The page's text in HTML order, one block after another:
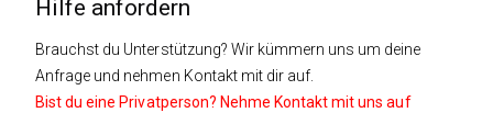
Hilfe anfordern
Brauchst du Unterstützung? Wir kümmern uns um deine
Anfrage und nehmen Kontakt mit dir auf.
Bist du eine Privatperson? Nehme Kontakt mit uns auf